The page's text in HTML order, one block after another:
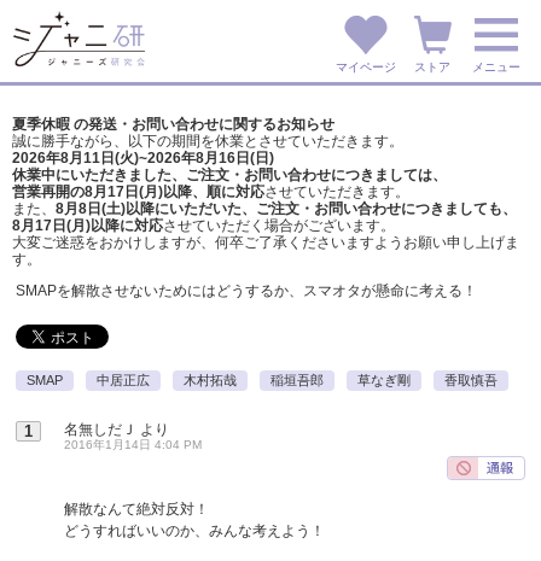
マイページ ストア メニュー
夏季休暇 の発送・お問い合わせに関するお知らせ
誠に勝手ながら、以下の期間を休業とさせていただきます。
2026年8月11日(火)~2026年8月16日(日)
休業中にいただきました、ご注文・お問い合わせにつきましては、
営業再開の8月17日(月)以降、順に対応させていただきます。
また、 8月8日(土)以降にいただいた、ご注文・ お問い合わせにつきましても、
8月17日(月)以降に対応させていただく場合がございます。
大変ご迷惑をおかけしますが、 何卒ご了承くださいますようお願い申し上げま
す。
SMAPを解散させないためにはどうするか、スマオタが懸命に考える！
SMAP 中居正広 木村拓哉 稲垣吾郎 草なぎ剛 香取慎吾
1 名無しだＪ より
2016年1月14日 4:04 PM
解散なんて絶対反対！
どうすればいいのか、みんな考えよう！